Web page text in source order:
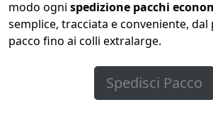
modo ogni spedizione pacchi
semplice, tracciata e conveniente, dal
pacco fino ai colli extralarge.
Spedisci Pacco